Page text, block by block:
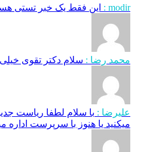
modir : این فقط یک خبر تستی
محمد رضا : سلام دکتر تقوی
علیرضا : با سلام لطفا ریاست
میکنید یا هنوز با سرپرست اداره‌